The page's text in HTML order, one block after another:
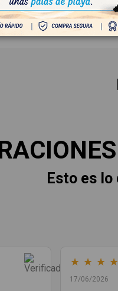
Esto es
★ ★ ★ ★
17/06/2026